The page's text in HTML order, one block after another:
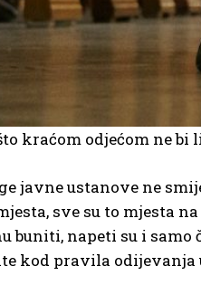
kraćom odjećom ne
javne ustanove ne
sve su to mjesta
buniti, napeti su i
kod pravila